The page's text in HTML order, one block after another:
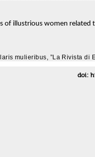
of illustrious women related
mulieribus, ”La Rivista di
doi: